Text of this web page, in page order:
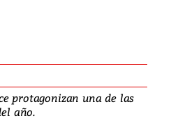
protagonizan una de las
año.